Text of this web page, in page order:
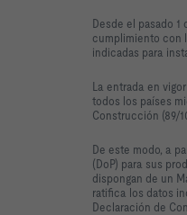
Desde el pasado 1
cumplimiento con
indicadas para
La entrada en
todos los países
Construcción (89/
De este modo, a
(DoP) para sus
dispongan de un
ratifica los datos
Declaración de